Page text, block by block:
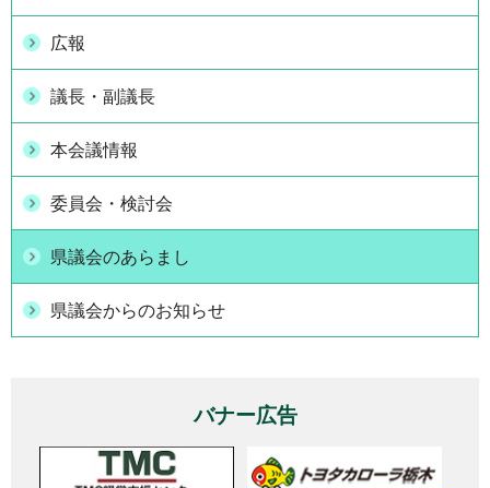
広報
議長・副議長
本会議情報
委員会・検討会
県議会のあらまし
県議会からのお知らせ
バナー広告